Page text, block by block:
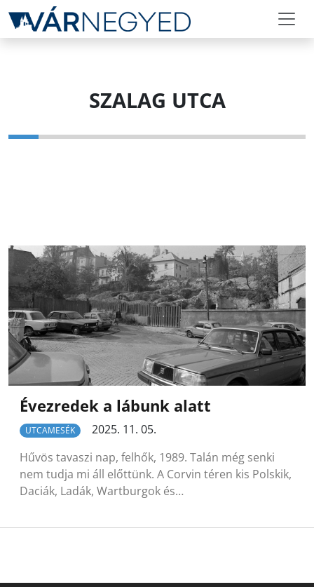
SZALAG UTCA
Évezredek a lábunk alatt
UTCAMESÉK
2025. 11. 05.
Hűvös tavaszi nap, felhők, 1989. Talán még senki
nem tudja mi áll előttünk. A Corvin téren kis Polskik,
Daciák, Ladák, Wartburgok és…